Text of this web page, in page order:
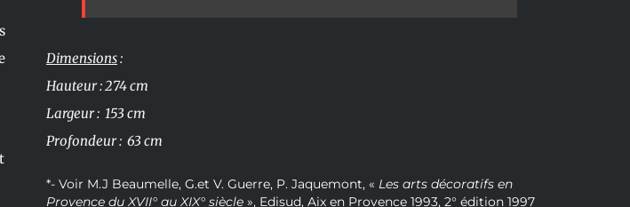
Dimensions:
Hauteur : 274 cm
Largeur : 153 cm
Profondeur : 63 cm
*- Voir M.J Beaumelle, G.et V. Guerre, P. Jaquemont, « Les arts décoratifs en
Provence du XVII° au XIX° siècle », Edisud, Aix en Provence 1993, 2° édition 1997